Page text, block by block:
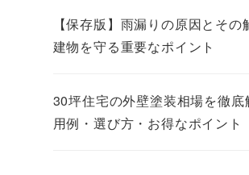
【保存版】雨漏りの原因とその
建物を守る重要なポイント
30坪住宅の外壁塗装相場を徹底
用例・選び方・お得なポイント